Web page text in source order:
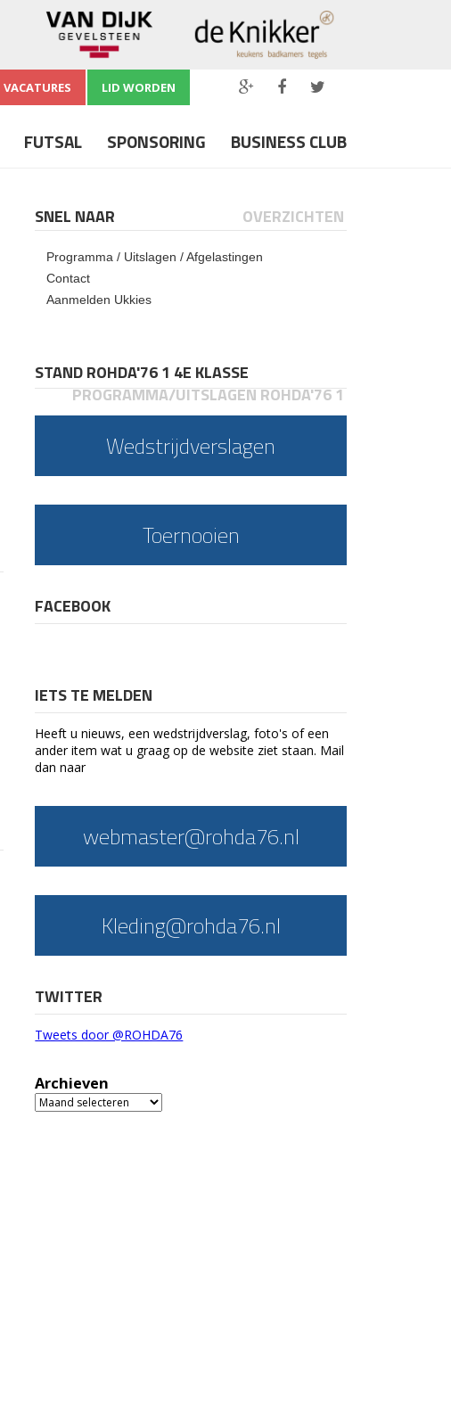
VACATURES LID WORDEN
FUTSAL SPONSORING BUSINESS CLUB
SNEL NAAR OVERZICHTEN
Programma / Uitslagen / Afgelastingen
Contact
Aanmelden Ukkies
STAND ROHDA'76 1 4E KLASSE
PROGRAMMA/UITSLAGEN ROHDA'76 1
Wedstrijdverslagen
Toernooien
FACEBOOK
IETS TE MELDEN
Heeft u nieuws, een wedstrijdverslag, foto's of een
ander item wat u graag op de website ziet staan. Mail
dan naar
webmaster@rohda76.nl
Kleding@rohda76.nl
TWITTER
Tweets door @ROHDA76
Archieven
Archieven